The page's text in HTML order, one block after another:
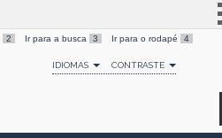
Simplifique!
Comunica BR
2 Ir para a busca 3 Ir para o rodapé 4
IDIOMAS CONTRASTE